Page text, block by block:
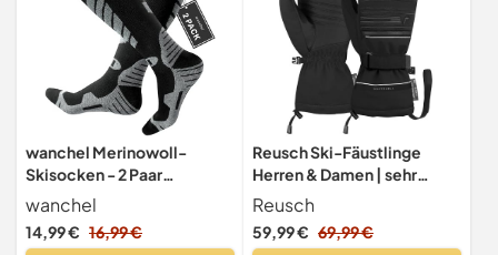
wanchel Merinowoll-
Skisocken - 2 Paar
knielange Skisocken,
winterwarme Snowboard-
Thermosocken,
wanchel
14,99 € 16,99 €
Reusch Ski-Fäustlinge
Herren & Damen | sehr
warm, wasserdicht,
atmungsaktiv
Reusch
59,99 € 69,99 €